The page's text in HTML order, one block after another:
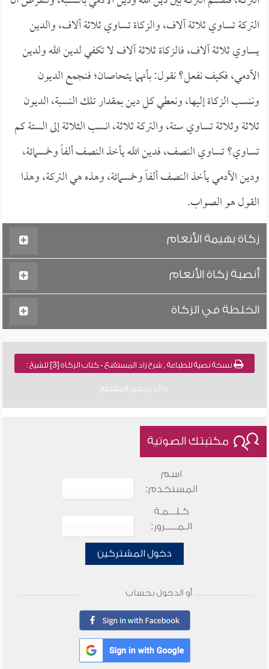
التركة تساوي ثلاثة آلاف، والزكاة تساوي ثلاثة آلاف، والدين
يساوي ثلاثة آلاف، فالزكاة ثلاثة آلاف لا تكفي لدين الله ولدين
الآدمي، فكيف نفعل؟ نقول: بأنهما يتحاصان؛ فنجمع الديون
وننسب الزكاة إليها، ونعطي كل دين بمقدار تلك النسبة، الديون
ثلاثة وثلاثة تساوي ستة، والتركة ثلاثة، انسب الثلاثة إلى الستة كم
تساوي؟ تساوي النصف، فدين الله يأخذ النصف ألفاً وخمسمائة،
ودين الآدمي يأخذ النصف ألفاً وخمسمائة، وهذه هي التركة، وهذا
القول هو الصواب.
زكاة بهيمة الأنعام
أنصبة زكاة الأنعام
الخلطة في الزكاة
نسخة نصية للطباعة , شرح زاد المستقنع - كتاب الزكاة [3] للشيخ :
خالد بن علي المشيقح
مكتبتك الصوتية
اسم
المستخدم:
كـلـــمـة
الـمـــــرور:
دخول المشتركين
أو الدخول بحساب